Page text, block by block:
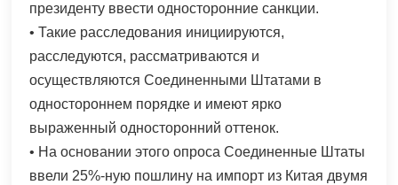
президенту ввести односторонние санкции.
• Такие расследования инициируются,
расследуются, рассматриваются и
осуществляются Соединенными Штатами в
одностороннем порядке и имеют ярко
выраженный односторонний оттенок.
• На основании этого опроса Соединенные Штаты
ввели 25%-ную пошлину на импорт из Китая двумя